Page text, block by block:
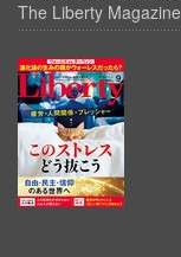
The Liberty Magazine